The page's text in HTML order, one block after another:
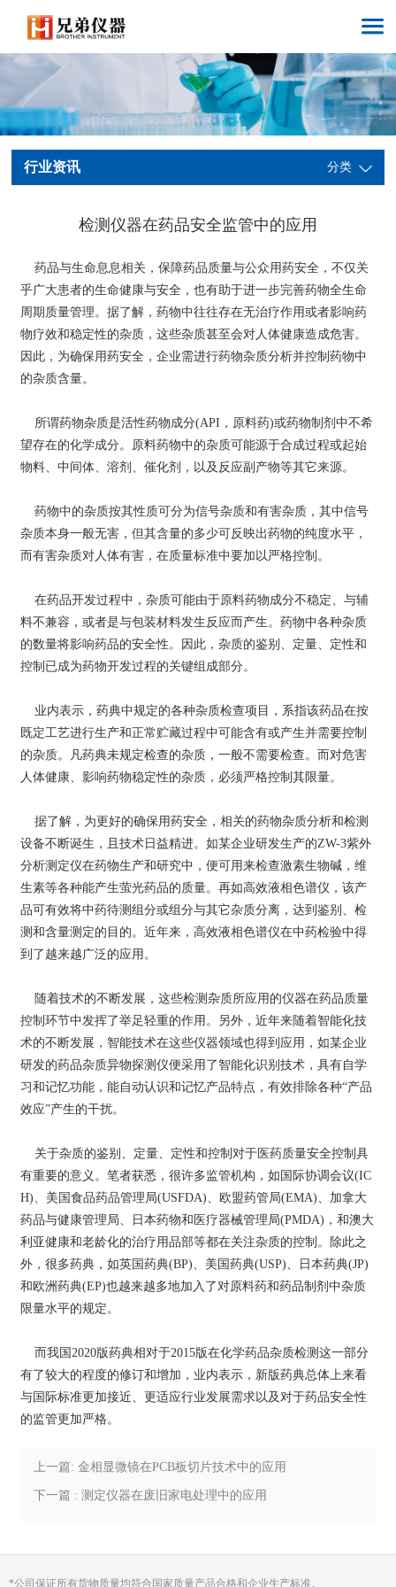
行业资讯 分类
检测仪器在药品安全监管中的应用
药品与生命息息相关，保障药品质量与公众用药安全，不仅关
乎广大患者的生命健康与安全，也有助于进一步完善药物全生命
周期质量管理。据了解，药物中往往存在无治疗作用或者影响药
物疗效和稳定性的杂质，这些杂质甚至会对人体健康造成危害。
因此，为确保用药安全，企业需进行药物杂质分析并控制药物中
的杂质含量。
所谓药物杂质是活性药物成分(API，原料药)或药物制剂中不希
望存在的化学成分。原料药物中的杂质可能源于合成过程或起始
物料、中间体、溶剂、催化剂，以及反应副产物等其它来源。
药物中的杂质按其性质可分为信号杂质和有害杂质，其中信号
杂质本身一般无害，但其含量的多少可反映出药物的纯度水平，
而有害杂质对人体有害，在质量标准中要加以严格控制。
在药品开发过程中，杂质可能由于原料药物成分不稳定、与辅
料不兼容，或者是与包装材料发生反应而产生。药物中各种杂质
的数量将影响药品的安全性。因此，杂质的鉴别、定量、定性和
控制已成为药物开发过程的关键组成部分。
业内表示，药典中规定的各种杂质检查项目，系指该药品在按
既定工艺进行生产和正常贮藏过程中可能含有或产生并需要控制
的杂质。凡药典未规定检查的杂质，一般不需要检查。而对危害
人体健康、影响药物稳定性的杂质，必须严格控制其限量。
据了解，为更好的确保用药安全，相关的药物杂质分析和检测
设备不断诞生，且技术日益精进。如某企业研发生产的ZW-3紫外
分析测定仪在药物生产和研究中，便可用来检查激素生物碱，维
生素等各种能产生萤光药品的质量。再如高效液相色谱仪，该产
品可有效将中药待测组分或组分与其它杂质分离，达到鉴别、检
测和含量测定的目的。近年来，高效液相色谱仪在中药检验中得
到了越来越广泛的应用。
随着技术的不断发展，这些检测杂质所应用的仪器在药品质量
控制环节中发挥了举足轻重的作用。另外，近年来随着智能化技
术的不断发展，智能技术在这些仪器领域也得到应用，如某企业
研发的药品杂质异物探测仪便采用了智能化识别技术，具有自学
习和记忆功能，能自动认识和记忆产品特点，有效排除各种“产品
效应”产生的干扰。
关于杂质的鉴别、定量、定性和控制对于医药质量安全控制具
有重要的意义。笔者获悉，很许多监管机构，如国际协调会议(IC
H)、美国食品药品管理局(USFDA)、欧盟药管局(EMA)、加拿大
药品与健康管理局、日本药物和医疗器械管理局(PMDA)，和澳大
利亚健康和老龄化的治疗用品部等都在关注杂质的控制。除此之
外，很多药典，如英国药典(BP)、美国药典(USP)、日本药典(JP)
和欧洲药典(EP)也越来越多地加入了对原料药和药品制剂中杂质
限量水平的规定。
而我国2020版药典相对于2015版在化学药品杂质检测这一部分
有了较大的程度的修订和增加，业内表示，新版药典总体上来看
与国际标准更加接近、更适应行业发展需求以及对于药品安全性
的监管更加严格。
上一篇: 金相显微镜在PCB板切片技术中的应用
下一篇 : 测定仪器在废旧家电处理中的应用
*公司保证所有货物质量均符合国家质量产品合格和企业生产标准。